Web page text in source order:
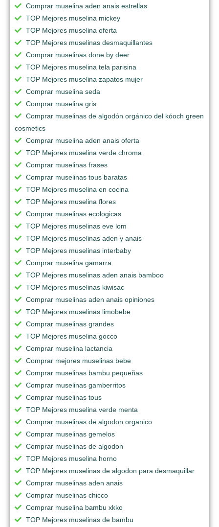
Comprar muselina aden anais estrellas
TOP Mejores muselina mickey
TOP Mejores muselina oferta
TOP Mejores muselinas desmaquillantes
Comprar muselinas done by deer
TOP Mejores muselina tela parisina
TOP Mejores muselina zapatos mujer
Comprar muselina seda
Comprar muselina gris
Comprar muselinas de algodón orgánico del kóoch green
cosmetics
Comprar muselina aden anais oferta
TOP Mejores muselina verde chroma
Comprar muselinas frases
Comprar muselinas tous baratas
TOP Mejores muselina en cocina
TOP Mejores muselina flores
Comprar muselinas ecologicas
TOP Mejores muselinas eve lom
TOP Mejores muselinas aden y anais
TOP Mejores muselinas interbaby
Comprar muselina gamarra
TOP Mejores muselinas aden anais bamboo
TOP Mejores muselinas kiwisac
Comprar muselinas aden anais opiniones
TOP Mejores muselinas limobebe
Comprar muselinas grandes
TOP Mejores muselina gocco
Comprar muselina lactancia
Comprar mejores muselinas bebe
Comprar muselinas bambu pequeñas
Comprar muselinas gamberritos
Comprar muselinas tous
TOP Mejores muselina verde menta
Comprar muselinas de algodon organico
Comprar muselinas gemelos
Comprar muselinas de algodon
TOP Mejores muselina horno
TOP Mejores muselinas de algodon para desmaquillar
Comprar muselinas aden anais
Comprar muselinas chicco
Comprar muselina bambu xkko
TOP Mejores muselinas de bambu